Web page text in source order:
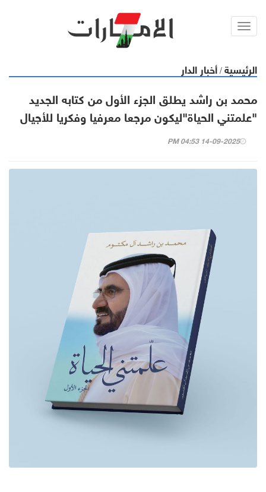
Toggl
الرئيسية / أخبار الدار
محمد بن راشد يطلق الجزء الأول من كتابه الجديد
"علمتني الحياة"ليكون مرجعا معرفيا وفكريا للأجيال
14-09-2025 04:53 PM